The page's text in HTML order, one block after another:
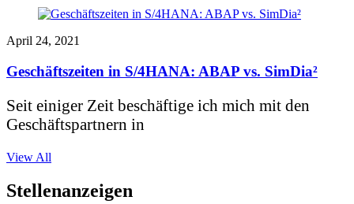
April 24, 2021
Geschäftszeiten in S/4HANA: ABAP vs. SimDia²
Seit einiger Zeit beschäftige ich mich mit den
Geschäftspartnern in
View All
Stellenanzeigen